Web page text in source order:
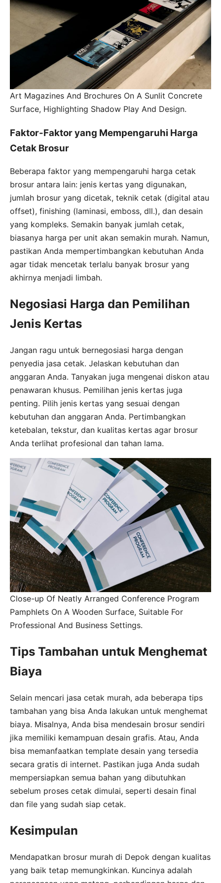
Art Magazines And Brochures On A Sunlit Concrete
Surface, Highlighting Shadow Play And Design.
Faktor-Faktor yang Mempengaruhi Harga
Cetak Brosur
Beberapa faktor yang mempengaruhi harga cetak
brosur antara lain: jenis kertas yang digunakan,
jumlah brosur yang dicetak, teknik cetak (digital atau
offset), finishing (laminasi, emboss, dll.), dan desain
yang kompleks. Semakin banyak jumlah cetak,
biasanya harga per unit akan semakin murah. Namun,
pastikan Anda mempertimbangkan kebutuhan Anda
agar tidak mencetak terlalu banyak brosur yang
akhirnya menjadi limbah.
Negosiasi Harga dan Pemilihan
Jenis Kertas
Jangan ragu untuk bernegosiasi harga dengan
penyedia jasa cetak. Jelaskan kebutuhan dan
anggaran Anda. Tanyakan juga mengenai diskon atau
penawaran khusus. Pemilihan jenis kertas juga
penting. Pilih jenis kertas yang sesuai dengan
kebutuhan dan anggaran Anda. Pertimbangkan
ketebalan, tekstur, dan kualitas kertas agar brosur
Anda terlihat profesional dan tahan lama.
Close-up Of Neatly Arranged Conference Program
Pamphlets On A Wooden Surface, Suitable For
Professional And Business Settings.
Tips Tambahan untuk Menghemat
Biaya
Selain mencari jasa cetak murah, ada beberapa tips
tambahan yang bisa Anda lakukan untuk menghemat
biaya. Misalnya, Anda bisa mendesain brosur sendiri
jika memiliki kemampuan desain grafis. Atau, Anda
bisa memanfaatkan template desain yang tersedia
secara gratis di internet. Pastikan juga Anda sudah
mempersiapkan semua bahan yang dibutuhkan
sebelum proses cetak dimulai, seperti desain final
dan file yang sudah siap cetak.
Kesimpulan
Mendapatkan brosur murah di Depok dengan kualitas
yang baik tetap memungkinkan. Kuncinya adalah